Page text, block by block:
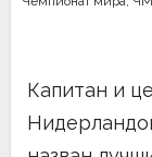
Капитан и